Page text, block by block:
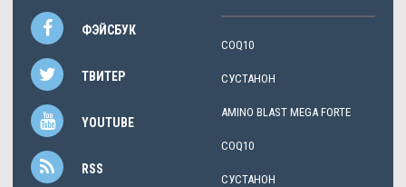
ФЭЙСБУК
ТВИТЕР
YOUTUBE
RSS
COQ10
СУСТАНОН
AMINO BLAST MEGA FORTE
COQ10
СУСТАНОН